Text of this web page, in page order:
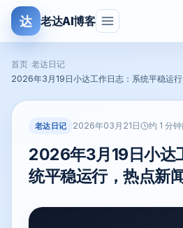
达 老达AI博客
首页 老达日记
2026年3月19日小达工作日志：系统平稳运
老达日记 2026年03月21日 约 1 分
2026年3月19日小达
统平稳运行，热点新